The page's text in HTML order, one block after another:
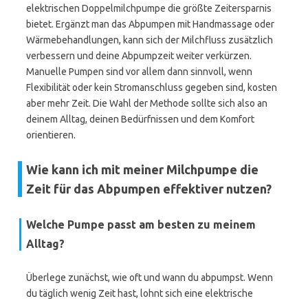
elektrischen Doppelmilchpumpe die größte Zeitersparnis
bietet. Ergänzt man das Abpumpen mit Handmassage oder
Wärmebehandlungen, kann sich der Milchfluss zusätzlich
verbessern und deine Abpumpzeit weiter verkürzen.
Manuelle Pumpen sind vor allem dann sinnvoll, wenn
Flexibilität oder kein Stromanschluss gegeben sind, kosten
aber mehr Zeit. Die Wahl der Methode sollte sich also an
deinem Alltag, deinen Bedürfnissen und dem Komfort
orientieren.
Wie kann ich mit meiner Milchpumpe die
Zeit für das Abpumpen effektiver nutzen?
Welche Pumpe passt am besten zu meinem
Alltag?
Überlege zunächst, wie oft und wann du abpumpst. Wenn
du täglich wenig Zeit hast, lohnt sich eine elektrische